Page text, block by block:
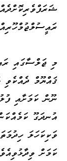
މި ޖަލްސާގައި
ޤައްޔޫމް
ނޫން ކަމަށާއި
އުނދަގޫ
ވަކިކަހަލަ
ކަމަށް